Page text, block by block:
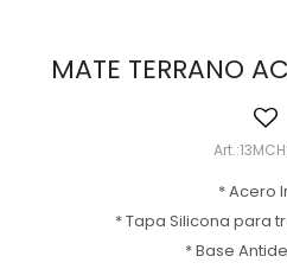
MATE TERRANO
* Acero
* Tapa Silicona para
* Base